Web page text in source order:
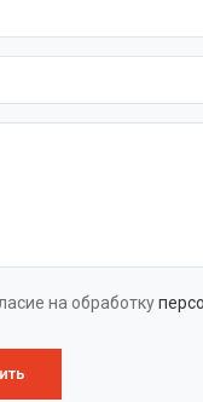
на обработку
где протекает
граблями
правило, перед
металлических